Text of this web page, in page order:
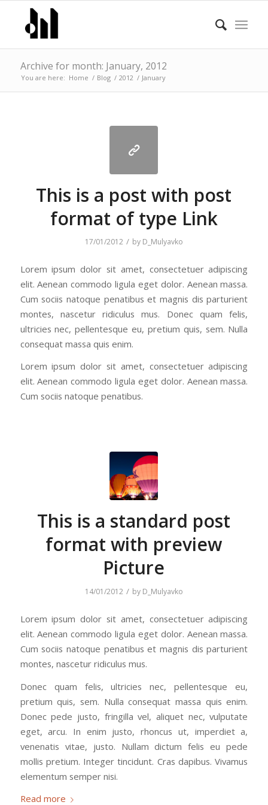
Archive for month: January, 2012
You are here: Home / Blog / 2012 / January
This is a post with post
format of type Link
17/01/2012 / by D_Mulyavko
Lorem ipsum dolor sit amet, consectetuer adipiscing
elit. Aenean commodo ligula eget dolor. Aenean massa.
Cum sociis natoque penatibus et magnis dis parturient
montes, nascetur ridiculus mus. Donec quam felis,
ultricies nec, pellentesque eu, pretium quis, sem. Nulla
consequat massa quis enim.
Lorem ipsum dolor sit amet, consectetuer adipiscing
elit. Aenean commodo ligula eget dolor. Aenean massa.
Cum sociis natoque penatibus.
This is a standard post
format with preview
Picture
14/01/2012 / by D_Mulyavko
Lorem ipsum dolor sit amet, consectetuer adipiscing
elit. Aenean commodo ligula eget dolor. Aenean massa.
Cum sociis natoque penatibus et magnis dis parturient
montes, nascetur ridiculus mus.
Donec quam felis, ultricies nec, pellentesque eu,
pretium quis, sem. Nulla consequat massa quis enim.
Donec pede justo, fringilla vel, aliquet nec, vulputate
eget, arcu. In enim justo, rhoncus ut, imperdiet a,
venenatis vitae, justo. Nullam dictum felis eu pede
mollis pretium. Integer tincidunt. Cras dapibus. Vivamus
elementum semper nisi.
Read more